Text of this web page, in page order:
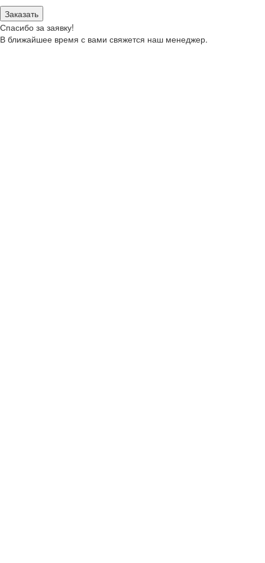
Заказать
Спасибо за заявку!
В ближайшее время с вами свяжется наш менеджер.